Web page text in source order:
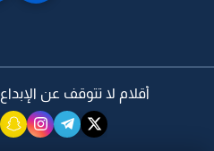
أقلام لا تتوقف عن الإبداع 2004 - 2026 ©